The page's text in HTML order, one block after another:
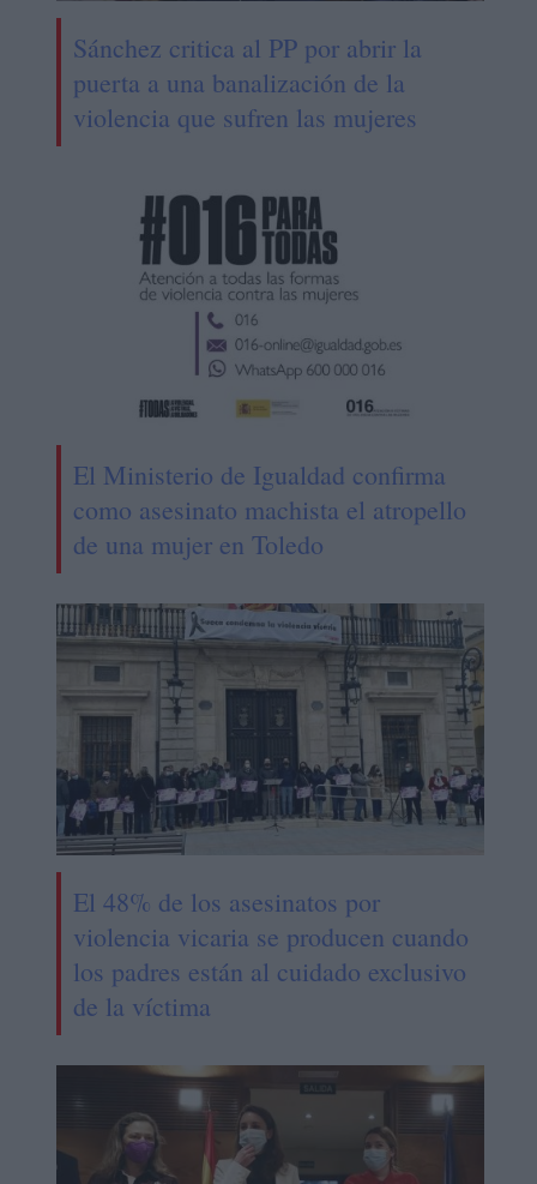
Sánchez critica al PP por abrir la
puerta a una banalización de la
violencia que sufren las mujeres
El Ministerio de Igualdad confirma
como asesinato machista el atropello
de una mujer en Toledo
El 48% de los asesinatos por
violencia vicaria se producen cuando
los padres están al cuidado exclusivo
de la víctima